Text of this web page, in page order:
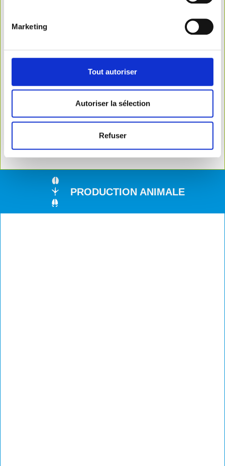
Marketing
Tout autoriser
Autoriser la sélection
Refuser
Découvrir la gamme
PRODUCTION ANIMALE